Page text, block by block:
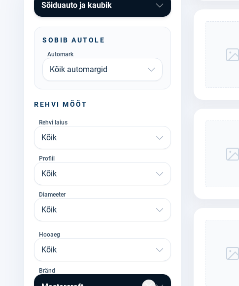
Sõiduauto ja kaubik
SOBIB AUTOLE
Automark
Kõik automargid
REHVI MÕÕT
Rehvi laius
Kõik
Profiil
Kõik
Diameeter
Kõik
Hooaeg
Kõik
Bränd